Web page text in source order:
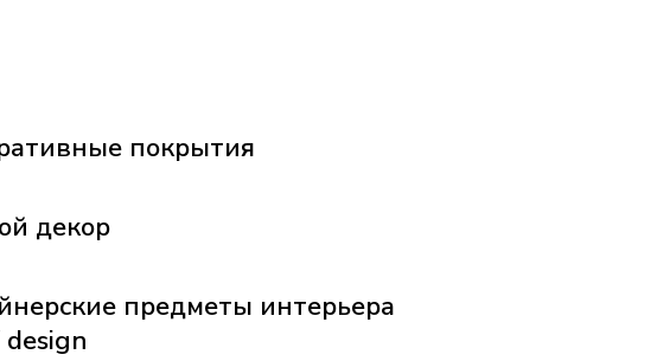
покрытия
декор
предметы интерьера
design